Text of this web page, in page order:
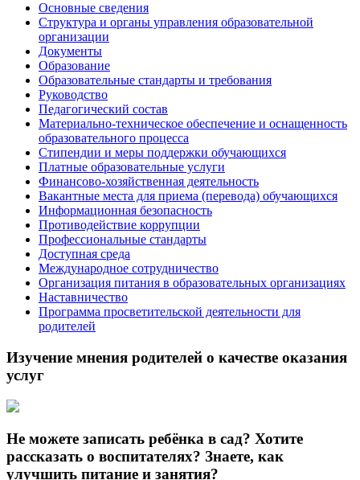
Основные сведения
Структура и органы управления образовательной
организации
Документы
Образование
Образовательные стандарты и требования
Руководство
Педагогический состав
Материально-техническое обеспечение и оснащенность
образовательного процесса
Стипендии и меры поддержки обучающихся
Платные образовательные услуги
Финансово-хозяйственная деятельность
Вакантные места для приема (перевода) обучающихся
Информационная безопасность
Противодействие коррупции
Профессиональные стандарты
Доступная среда
Международное сотрудничество
Организация питания в образовательных организациях
Наставничество
Программа просветительской деятельности для
родителей
Изучение мнения родителей о качестве оказания
услуг
Не можете записать ребёнка в сад? Хотите
рассказать о воспитателях? Знаете, как
улучшить питание и занятия?